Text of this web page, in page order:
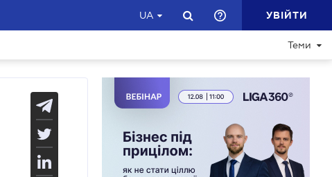
UA УВІЙТИ
Теми